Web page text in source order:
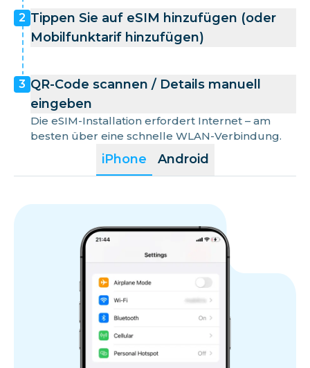
iPhone Android
2 Tippen Sie auf eSIM hinzufügen (oder
Mobilfunktarif hinzufügen)
3 QR-Code scannen / Details manuell
eingeben
Die eSIM-Installation erfordert Internet – am
besten über eine schnelle WLAN-Verbindung.